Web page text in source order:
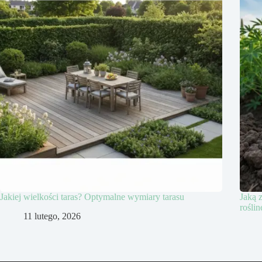
Jakiej wielkości taras? Optymalne wymiary tarasu
11 lutego, 2026
Jaką